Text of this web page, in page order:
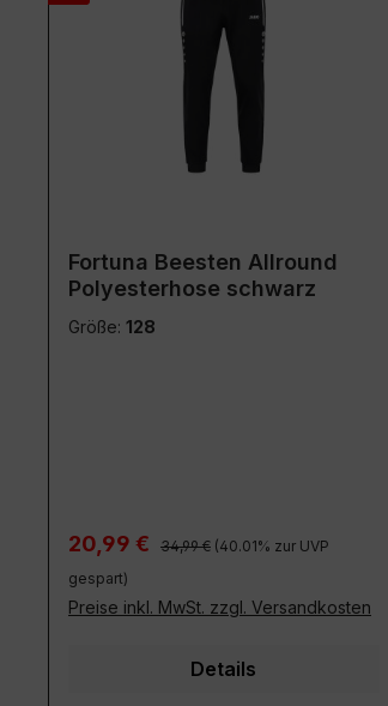
Fortuna Beesten Allround
Polyesterhose schwarz
Größe: 128
Verkaufspreis:
20,99 € Regulärer Preis:
34,99 € (40.01% zur UVP
gespart)
Preise inkl. MwSt. zzgl. Versandkosten
Details